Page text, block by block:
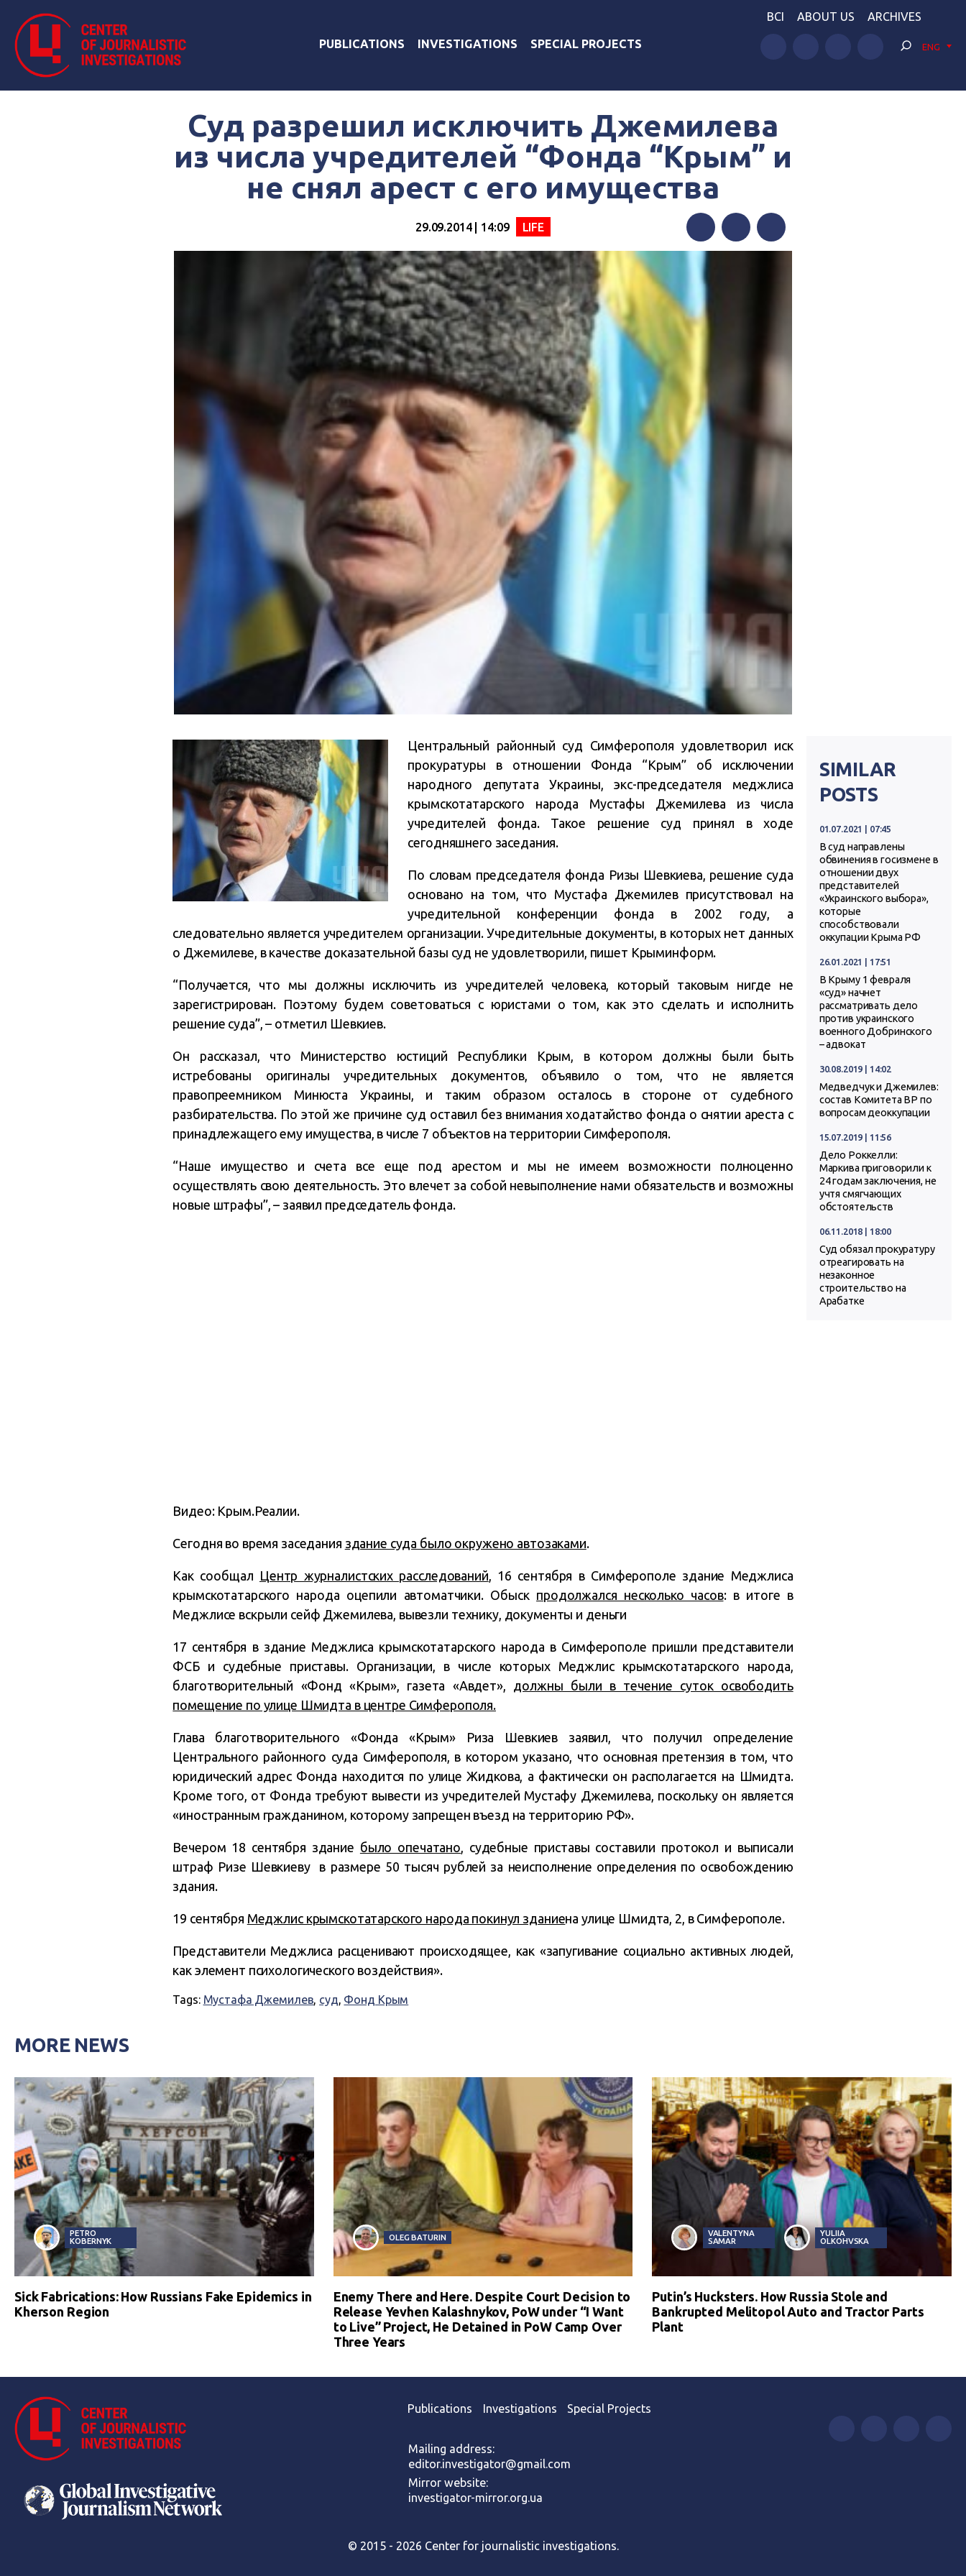
PUBLICATIONS INVESTIGATIONS SPECIAL PROJECTS
BCI ABOUT US ARCHIVES
ENG
Суд разрешил исключить Джемилева
из числа учредителей “Фонда “Крым” и
не снял арест с его имущества
29.09.2014 | 14:09 LIFE
Центральный районный суд Симферополя удовлетворил иск
прокуратуры в отношении Фонда “Крым” об исключении
народного депутата Украины, экс-председателя меджлиса
крымскотатарского народа Мустафы Джемилева из числа
учредителей фонда. Такое решение суд принял в ходе
сегодняшнего заседания.
По словам председателя фонда Ризы Шевкиева, решение суда
основано на том, что Мустафа Джемилев присутствовал на
учредительной конференции фонда в 2002 году, а
следовательно является учредителем организации. Учредительные документы, в которых нет данных
о Джемилеве, в качестве доказательной базы суд не удовлетворили, пишет Крыминформ.
“Получается, что мы должны исключить из учредителей человека, который таковым нигде не
зарегистрирован. Поэтому будем советоваться с юристами о том, как это сделать и исполнить
решение суда”, – отметил Шевкиев.
Он рассказал, что Министерство юстиций Республики Крым, в котором должны были быть
истребованы оригиналы учредительных документов, объявило о том, что не является
правопреемником Минюста Украины, и таким образом осталось в стороне от судебного
разбирательства. По этой же причине суд оставил без внимания ходатайство фонда о снятии ареста с
принадлежащего ему имущества, в числе 7 объектов на территории Симферополя.
“Наше имущество и счета все еще под арестом и мы не имеем возможности полноценно
осуществлять свою деятельность. Это влечет за собой невыполнение нами обязательств и возможны
новые штрафы”, – заявил председатель фонда.
Видео: Крым.Реалии.
Сегодня во время заседания здание суда было окружено автозаками.
Как сообщал Центр журналистских расследований, 16 сентября в Симферополе здание Меджлиса
крымскотатарского народа оцепили автоматчики. Обыск продолжался несколько часов: в итоге в
Меджлисе вскрыли сейф Джемилева, вывезли технику, документы и деньги
17 сентября в здание Меджлиса крымскотатарского народа в Симферополе пришли представители
ФСБ и судебные приставы. Организации, в числе которых Меджлис крымскотатарского народа,
благотворительный «Фонд «Крым», газета «Авдет», должны были в течение суток освободить
помещение по улице Шмидта в центре Симферополя.
Глава благотворительного «Фонда «Крым» Риза Шевкиев заявил, что получил определение
Центрального районного суда Симферополя, в котором указано, что основная претензия в том, что
юридический адрес Фонда находится по улице Жидкова, а фактически он располагается на Шмидта.
Кроме того, от Фонда требуют вывести из учредителей Мустафу Джемилева, поскольку он является
«иностранным гражданином, которому запрещен въезд на территорию РФ».
Вечером 18 сентября здание было опечатано, судебные приставы составили протокол и выписали
штраф Ризе Шевкиеву в размере 50 тысяч рублей за неисполнение определения по освобождению
здания.
19 сентября Меджлис крымскотатарского народа покинул зданиена улице Шмидта, 2, в Симферополе.
Представители Меджлиса расценивают происходящее, как «запугивание социально активных людей,
как элемент психологического воздействия».
Tags: Мустафа Джемилев, суд, Фонд Крым
SIMILAR
POSTS
01.07.2021 | 07:45
В суд направлены
обвинения в госизмене в
отношении двух
представителей
«Украинского выбора»,
которые
способствовали
оккупации Крыма РФ
26.01.2021 | 17:51
В Крыму 1 февраля
«суд» начнет
рассматривать дело
против украинского
военного Добринского
– адвокат
30.08.2019 | 14:02
Медведчук и Джемилев:
состав Комитета ВР по
вопросам деоккупации
15.07.2019 | 11:56
Дело Роккелли:
Маркива приговорили к
24 годам заключения, не
учтя смягчающих
обстоятельств
06.11.2018 | 18:00
Суд обязал прокуратуру
отреагировать на
незаконное
строительство на
Арабатке
MORE NEWS
PETRO
KOBERNYK
Sick Fabrications: How Russians Fake Epidemics in
Kherson Region
OLEG BATURIN
Enemy There and Here. Despite Court Decision to
Release Yevhen Kalashnykov, PoW under “I Want
to Live” Project, He Detained in PoW Camp Over
Three Years
VALENTYNA
SAMAR
YULIIA
OLKOHVSKA
Putin’s Hucksters. How Russia Stole and
Bankrupted Melitopol Auto and Tractor Parts
Plant
Publications Investigations Special Projects
Mailing address:
editor.investigator@gmail.com
Mirror website:
investigator-mirror.org.ua
© 2015 - 2026 Center for journalistic investigations.